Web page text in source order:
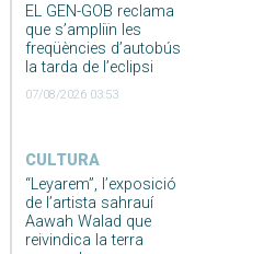
EL GEN-GOB reclama
que s’ampliïn les
freqüències d’autobús
la tarda de l’eclipsi
07/08/2026 03:53
CULTURA
“Leyarem”, l’exposició
de l’artista sahrauí
Aawah Walad que
reivindica la terra